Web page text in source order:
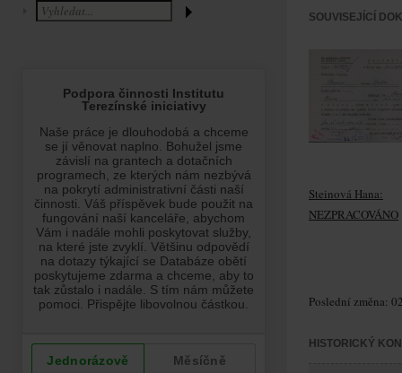
SOUVISEJÍCÍ
Steinová Hana:
NEZPRACOVÁNO
Poslední změna:
HISTORICKÝ